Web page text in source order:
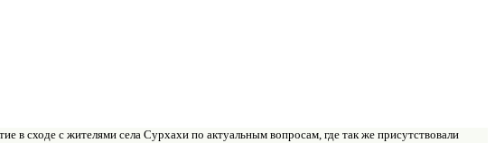
в сходе с жителями села Сурхахи по актуальным вопросам, где так же присутствовали